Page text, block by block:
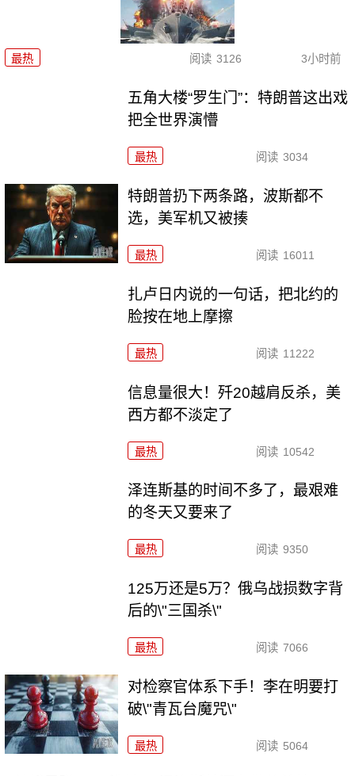
最热 阅读 3126 3小时前
五角大楼“罗生门”：特朗普这出戏
把全世界演懵
最热 阅读 3034
特朗普扔下两条路，波斯都不
选，美军机又被揍
最热 阅读 16011
扎卢日内说的一句话，把北约的
脸按在地上摩擦
最热 阅读 11222
信息量很大！歼20越肩反杀，美
西方都不淡定了
最热 阅读 10542
泽连斯基的时间不多了，最艰难
的冬天又要来了
最热 阅读 9350
125万还是5万？俄乌战损数字背
后的\"三国杀\"
最热 阅读 7066
对检察官体系下手！李在明要打
破\"青瓦台魔咒\"
最热 阅读 5064